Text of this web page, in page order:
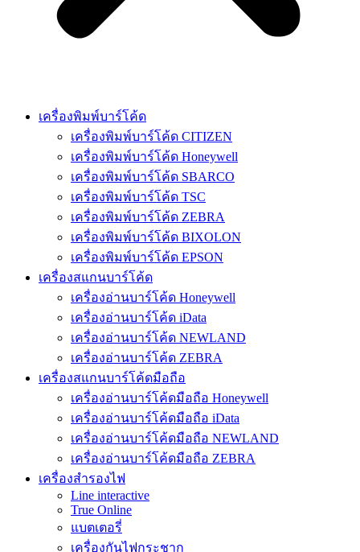
เครื่องพิมพ์บาร์โค้ด
เครื่องพิมพ์บาร์โค้ด CITIZEN
เครื่องพิมพ์บาร์โค้ด Honeywell
เครื่องพิมพ์บาร์โค้ด SBARCO
เครื่องพิมพ์บาร์โค้ด TSC
เครื่องพิมพ์บาร์โค้ด ZEBRA
เครื่องพิมพ์บาร์โค้ด BIXOLON
เครื่องพิมพ์บาร์โค้ด EPSON
เครื่องสแกนบาร์โค้ด
เครื่องอ่านบาร์โค้ด Honeywell
เครื่องอ่านบาร์โค้ด iData
เครื่องอ่านบาร์โค้ด NEWLAND
เครื่องอ่านบาร์โค้ด ZEBRA
เครื่องสแกนบาร์โค้ดมือถือ
เครื่องอ่านบาร์โค้ดมือถือ Honeywell
เครื่องอ่านบาร์โค้ดมือถือ iData
เครื่องอ่านบาร์โค้ดมือถือ NEWLAND
เครื่องอ่านบาร์โค้ดมือถือ ZEBRA
เครื่องสำรองไฟ
Line interactive
True Online
แบตเตอรี่
เครื่องกันไฟกระชาก